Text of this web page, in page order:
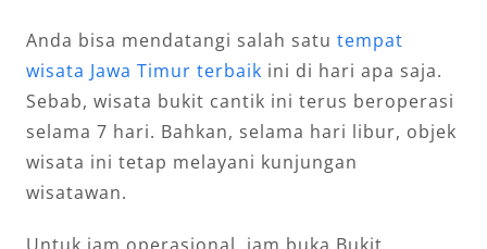
Anda bisa mendatangi salah satu tempat
wisata Jawa Timur terbaik ini di hari apa saja.
Sebab, wisata bukit cantik ini terus beroperasi
selama 7 hari. Bahkan, selama hari libur, objek
wisata ini tetap melayani kunjungan
wisatawan.